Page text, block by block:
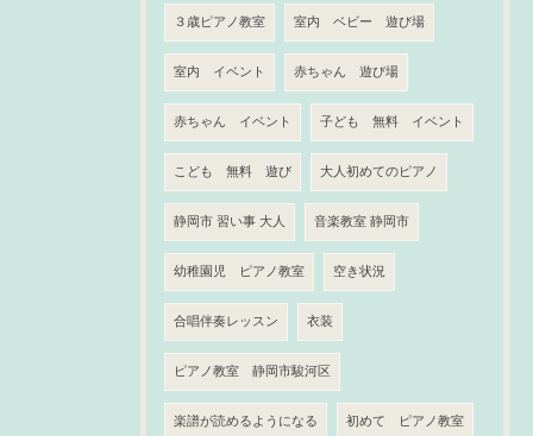
３歳ピアノ教室 室内 ベビー 遊び場
室内 イベント 赤ちゃん 遊び場
赤ちゃん イベント 子ども 無料 イベント
こども 無料 遊び 大人初めてのピアノ
静岡市 習い事 大人 音楽教室 静岡市
幼稚園児 ピアノ教室 空き状況
合唱伴奏レッスン 衣装
ピアノ教室 静岡市駿河区
楽譜が読めるようになる 初めて ピアノ教室